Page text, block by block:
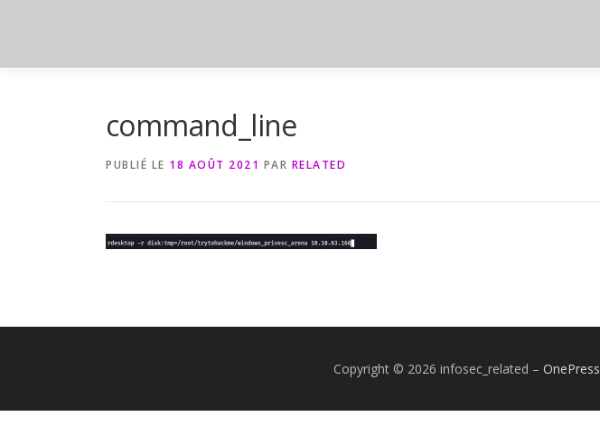
command_line
PUBLIÉ LE 18 AOÛT 2021 PAR RELATED
Copyright © 2026 infosec_related – OnePress